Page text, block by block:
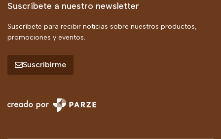
Suscríbete a nuestro newsletter
Suscríbete para recibir noticias sobre nuestros productos,
promociones y eventos.
Suscribirme